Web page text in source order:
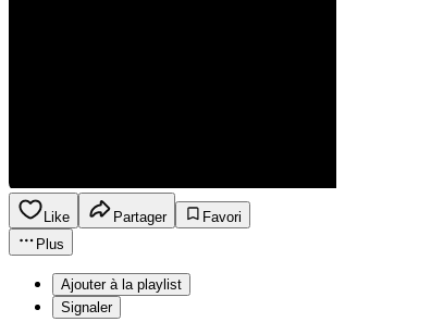
Like Partager
Favori
Plus
Ajouter à la playlist
Signaler